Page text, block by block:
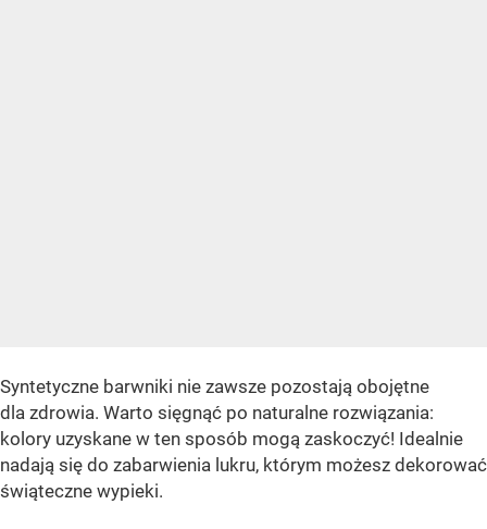
Syntetyczne barwniki nie zawsze pozostają obojętne
dla zdrowia. Warto sięgnąć po naturalne rozwiązania:
kolory uzyskane w ten sposób mogą zaskoczyć! Idealnie
nadają się do zabarwienia lukru, którym możesz dekorować
świąteczne wypieki.